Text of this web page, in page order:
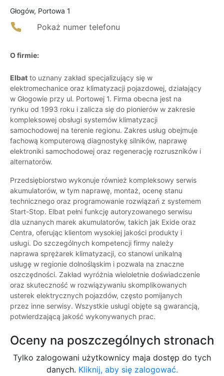
Głogów, Portowa 1
Pokaż numer telefonu
O firmie:
Elbat to uznany zakład specjalizujący się w
elektromechanice oraz klimatyzacji pojazdowej, działający
w Głogowie przy ul. Portowej 1. Firma obecna jest na
rynku od 1993 roku i zalicza się do pionierów w zakresie
kompleksowej obsługi systemów klimatyzacji
samochodowej na terenie regionu. Zakres usług obejmuje
fachową komputerową diagnostykę silników, naprawę
elektroniki samochodowej oraz regenerację rozruszników i
alternatorów.
Przedsiębiorstwo wykonuje również kompleksowy serwis
akumulatorów, w tym naprawę, montaż, ocenę stanu
technicznego oraz programowanie rozwiązań z systemem
Start-Stop. Elbat pełni funkcję autoryzowanego serwisu
dla uznanych marek akumulatorów, takich jak Exide oraz
Centra, oferując klientom wysokiej jakości produkty i
usługi. Do szczególnych kompetencji firmy należy
naprawa sprężarek klimatyzacji, co stanowi unikalną
usługę w regionie dolnośląskim i pozwala na znaczne
oszczędności. Zakład wyróżnia wieloletnie doświadczenie
oraz skuteczność w rozwiązywaniu skomplikowanych
usterek elektrycznych pojazdów, często pomijanych
przez inne serwisy. Wszystkie usługi objęte są gwarancją,
potwierdzającą jakość wykonywanych prac.
Oceny na poszczególnych stronach
Tylko zalogowani użytkownicy maja dostęp do tych
danych. Kliknij, aby się zalogować.